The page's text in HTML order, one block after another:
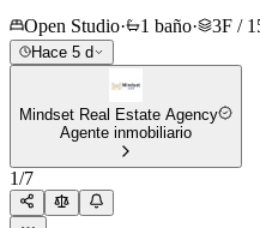
Open Studio· 1 baño· 3F /
Hace 5 d
Mindset Real Estate Agency
Agente inmobiliario
1/7